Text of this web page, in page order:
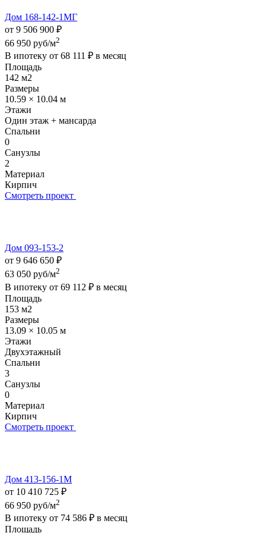
Дом 168-142-1МГ
от 9 506 900 ₽
66 950 руб/м2
В ипотеку от 68 111 ₽ в месяц
Площадь
142 м2
Размеры
10.59 × 10.04 м
Этажи
Один этаж + мансарда
Спальни
0
Санузлы
2
Материал
Кирпич
Смотреть проект
Дом 093-153-2
от 9 646 650 ₽
63 050 руб/м2
В ипотеку от 69 112 ₽ в месяц
Площадь
153 м2
Размеры
13.09 × 10.05 м
Этажи
Двухэтажный
Спальни
3
Санузлы
0
Материал
Кирпич
Смотреть проект
Дом 413-156-1М
от 10 410 725 ₽
66 950 руб/м2
В ипотеку от 74 586 ₽ в месяц
Площадь